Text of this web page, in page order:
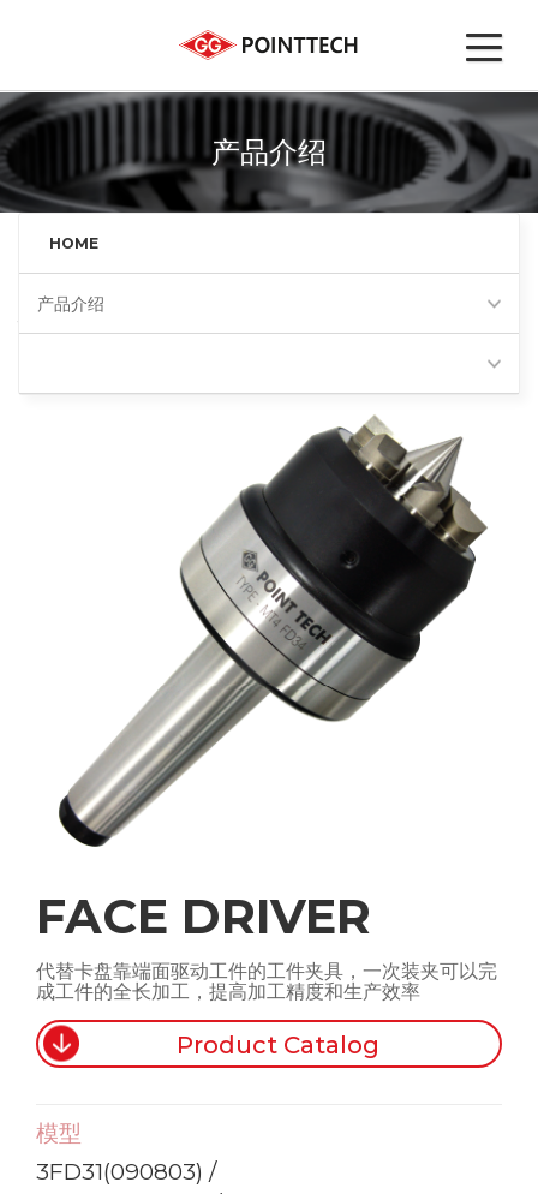
产品介绍
HOME
产品介绍
端面驱动顶尖(FD)
FACE DRIVER
代替卡盘靠端面驱动工件的工件夹具，一次装夹可以完
成工件的全长加工，提高加工精度和生产效率
Product Catalog
模型
3FD31(090803) /